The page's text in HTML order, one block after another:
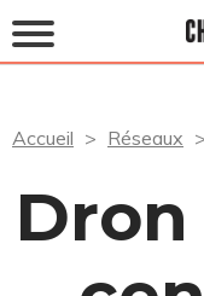
Accueil Réseaux